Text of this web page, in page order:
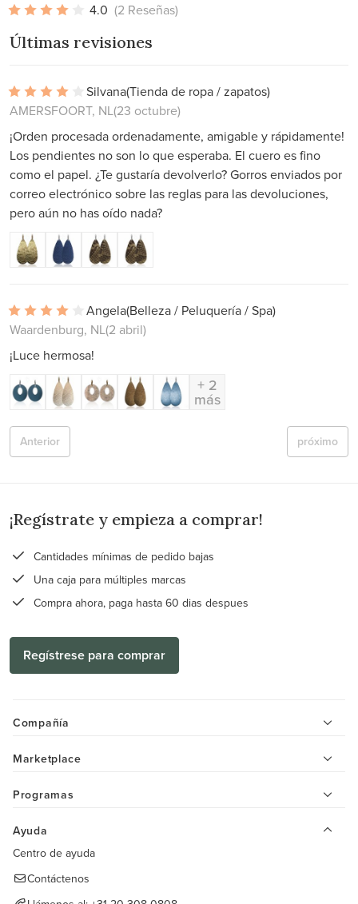
4.0 (2 Reseñas)
Últimas revisiones
Silvana(Tienda de ropa / zapatos)
AMERSFOORT, NL(23 octubre)
¡Orden procesada ordenadamente, amigable y rápidamente!
Los pendientes no son lo que esperaba. El cuero es fino
como el papel. ¿Te gustaría devolverlo? Gorros enviados por
correo electrónico sobre las reglas para las devoluciones,
pero aún no has oído nada?
Angela(Belleza / Peluquería / Spa)
Waardenburg, NL(2 abril)
¡Luce hermosa!
+ 2
más
próximo
Anterior
¡Regístrate y empieza a comprar!
Cantidades mínimas de pedido bajas
Una caja para múltiples marcas
Compra ahora, paga hasta 60 dias despues
Regístrese para comprar
Compañía
Marketplace
Programas
Ayuda
Centro de ayuda
Contáctenos